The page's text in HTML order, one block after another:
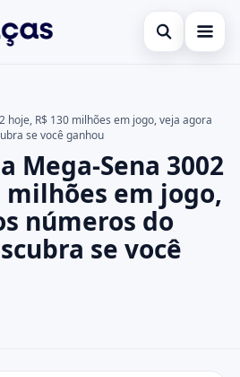
Open search
or ESC to close.
hoje, R$ 130 milhões em jogo, veja agora
se você ganhou
Mega-Sena 3002
milhões em jogo,
números do
se você